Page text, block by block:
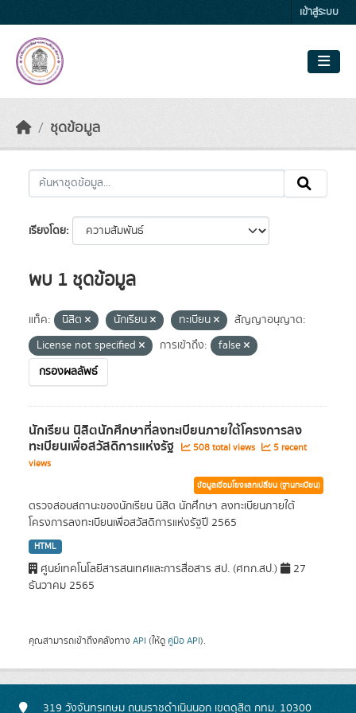
เข้าสู่ระบบ
ชุดข้อมูล
เรียงโดย
พบ 1 ชุดข้อมูล
แท็ค: นิสิต นักเรียน ทะเบียน
สัญญาอนุญาต:
License not specified
การเข้าถึง:
false
กรองผลลัพธ์
นักเรียน นิสิตนักศึกษาที่ลงทะเบียนภายใต้โครงการลง
ทะเบียนเพื่อสวัสดิการแห่งรัฐ 508 total views
5 recent
views
ข้อมูลเชื่อมโยงแลกเปลี่ยน (ฐานทะเบียน)
ตรวจสอบสถานะของนักเรียน นิสิต นักศึกษา ลงทะเบียนภายใต้
โครงการลงทะเบียนเพื่อสวัสดิการแห่งรัฐปี 2565
HTML
ศูนย์เทคโนโลยีสารสนเทศและการสื่อสาร สป. (ศทก.สป.)
27
ธันวาคม 2565
คุณสามารถเข้าถึงคลังทาง API (ให้ดู คู่มือ API).
319 วังจันทรเกษม ถนนราชดำเนินนอก เขตดุสิต กทม. 10300